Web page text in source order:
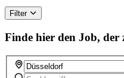
Filter
Finde hier den Job, der